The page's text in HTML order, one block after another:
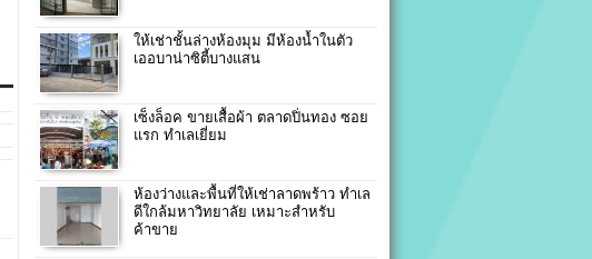
ให้เช่าชั้นล่างห้องมุม มีห้องน้ำในตัว
เออบาน่าซิตี้บางแสน
เซ็งล็อค ขายเสื้อผ้า ตลาดปิ่นทอง ซอย
แรก ทำเลเยี่ยม
ห้องว่างและพื้นที่ให้เช่าลาดพร้าว ทำเล
ดีใกล้มหาวิทยาลัย เหมาะสำหรับ
ค้าขาย